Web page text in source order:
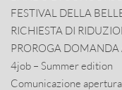
FESTIVAL DELLA
RICHIESTA DI
PROROGA DOMANDA
4job – Summer edition
Comunicazione